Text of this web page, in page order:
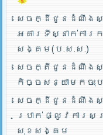
សេចក្ដីជូនដំណឹងស្
អគារទីស្នាក់ការ
សង្គម(ប.ស.ស.)
សេចក្តីជូនដំណឹង
កិច្ចសន្យាមកចុះ
សេចក្ដីជូនដំណឹងស្
ប្រាក់ ផ្លូវការស
សុខសង្គម